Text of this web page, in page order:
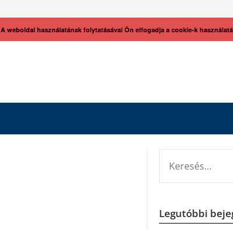
Legutóbbi
A weboldal használatának folytatásával Ön elfogadja a cookie-k